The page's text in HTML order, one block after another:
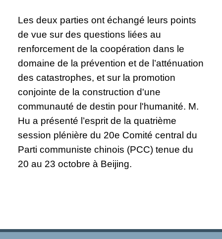
Les deux parties ont échangé leurs points
de vue sur des questions liées au
renforcement de la coopération dans le
domaine de la prévention et de l’atténuation
des catastrophes, et sur la promotion
conjointe de la construction d'une
communauté de destin pour l'humanité. M.
Hu a présenté l’esprit de la quatrième
session plénière du 20e Comité central du
Parti communiste chinois (PCC) tenue du
20 au 23 octobre à Beijing.